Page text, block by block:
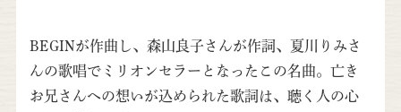
BEGINが作曲し、森山良子さんが作詞、夏川りみさ
んの歌唱でミリオンセラーとなったこの名曲。亡き
お兄さんへの想いが込められた歌詞は、聴く人の心